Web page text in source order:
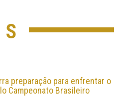
preparação para enfrentar o
Campeonato Brasileiro